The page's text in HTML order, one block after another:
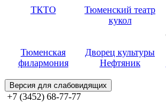
ТКТО
Тюменский театр
кукол
Тюменская
филармония
Дворец культуры
Нефтяник
Версия для слабовидящих
+7 (3452) 68-77-77